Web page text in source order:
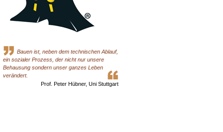
Bauen ist, neben dem technischen Ablauf,
ein sozialer Prozess, der nicht nur unsere
Behausung sondern unser ganzes Leben
verändert.
Prof. Peter Hübner, Uni Stuttgart